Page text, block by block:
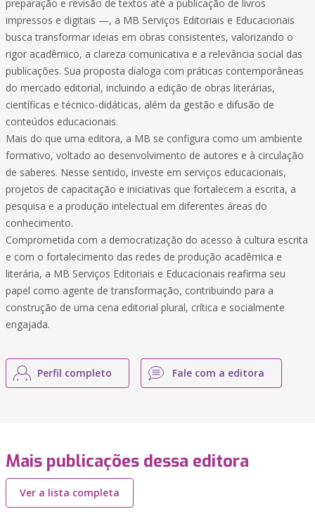
preparação e revisão de textos até a publicação de livros
impressos e digitais —, a MB Serviços Editoriais e Educacionais
busca transformar ideias em obras consistentes, valorizando o
rigor acadêmico, a clareza comunicativa e a relevância social das
publicações. Sua proposta dialoga com práticas contemporâneas
do mercado editorial, incluindo a edição de obras literárias,
científicas e técnico-didáticas, além da gestão e difusão de
conteúdos educacionais.
Mais do que uma editora, a MB se configura como um ambiente
formativo, voltado ao desenvolvimento de autores e à circulação
de saberes. Nesse sentido, investe em serviços educacionais,
projetos de capacitação e iniciativas que fortalecem a escrita, a
pesquisa e a produção intelectual em diferentes áreas do
conhecimento.
Comprometida com a democratização do acesso à cultura escrita
e com o fortalecimento das redes de produção acadêmica e
literária, a MB Serviços Editoriais e Educacionais reafirma seu
papel como agente de transformação, contribuindo para a
construção de uma cena editorial plural, crítica e socialmente
engajada.
Perfil completo Fale com a editora
Mais publicações dessa editora
Ver a lista completa